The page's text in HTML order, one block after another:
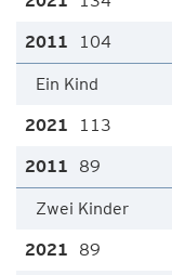
104
Ein Kind
113
89
Zwei Kinder
89